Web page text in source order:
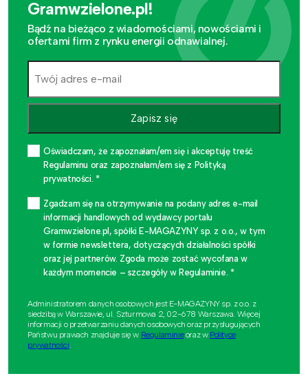
Gramwzielone.pl!
Bądź na bieżąco z wiadomościami, nowościami i
ofertami firm z rynku energii odnawialnej.
Zapisz się
Oświadczam, że zapoznałam/em się i akceptuję treść
Regulaminu oraz zapoznałam/em się z Polityką
prywatności. *
Zgadzam się na otrzymywanie na podany adres e-mail
informacji handlowych od wydawcy portalu
Gramwzielone.pl, spółki E-MAGAZYNY sp. z o.o., w tym
w formie newslettera, dotyczących działalności spółki
oraz jej partnerów. Zgoda może zostać wycofana w
każdym momencie – szczegóły w Regulaminie. *
Administratorem danych osobowych jest E-MAGAZYNY sp. z o.o. z
siedzibą w Warszawie, ul. Szturmowa 2, 02-678 Warszawa. Więcej
informacji o przetwarzaniu danych osobowych oraz przysługujących
Państwu prawach znajduje się w Regulaminieoraz w Polityce
prywatności.